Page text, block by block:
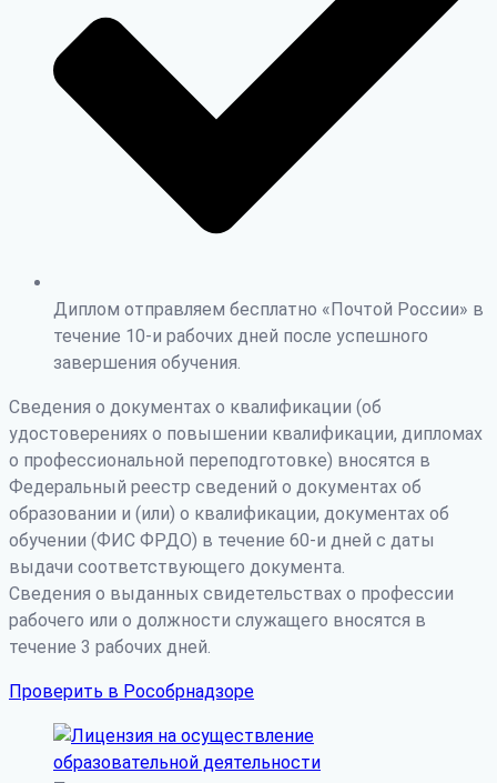
Диплом отправляем бесплатно «Почтой России» в
течение 10-и рабочих дней после успешного
завершения обучения.
Сведения о документах о квалификации (об
удостоверениях о повышении квалификации, дипломах
о профессиональной переподготовке) вносятся в
Федеральный реестр сведений о документах об
образовании и (или) о квалификации, документах об
обучении (ФИС ФРДО) в течение 60-и дней с даты
выдачи соответствующего документа.
Сведения о выданных свидетельствах о профессии
рабочего или о должности служащего вносятся в
течение 3 рабочих дней.
Проверить в Рособрнадзоре